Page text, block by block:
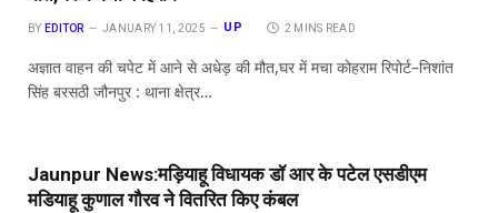
BY EDITOR JANUARY 11, 2025 UP 2 MINS READ
अज्ञात वाहन की चपेट में आने से अधेड़ की मौत,घर में मचा कोहराम रिपोर्ट–निशांत
सिंह बरसठी जौनपुर : थाना क्षेत्र…
Jaunpur News:मड़ियाहू विधायक डॉ आर के पटेल एसडीएम
मडियाहू कुणाल गौरव ने वितरित किए कंबल